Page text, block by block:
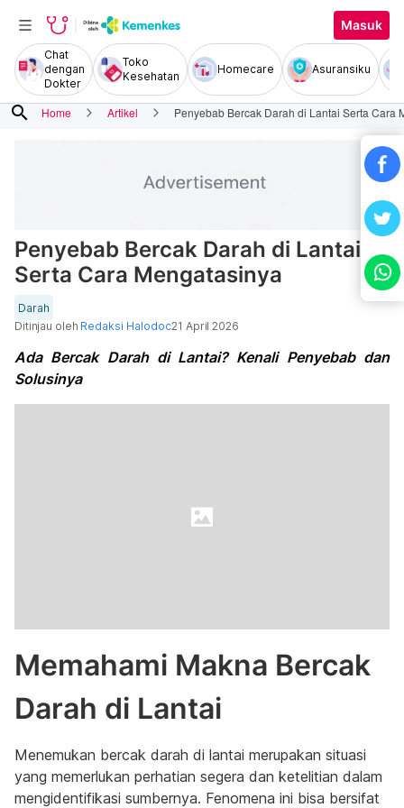
Masuk
Chat
dengan
Dokter
Toko
Kesehatan
Homecare Asuransiku
search Home Artikel Penyebab Bercak Darah di Lantai Serta Cara
Penyebab Bercak Darah di Lantai
Serta Cara Mengatasinya
Darah
Ditinjau oleh Redaksi Halodoc21 April 2026
Ada Bercak Darah di Lantai? Kenali Penyebab dan
Solusinya
Memahami Makna Bercak
Darah di Lantai
Menemukan bercak darah di lantai merupakan situasi
yang memerlukan perhatian segera dan ketelitian dalam
mengidentifikasi sumbernya. Fenomena ini bisa bersifat